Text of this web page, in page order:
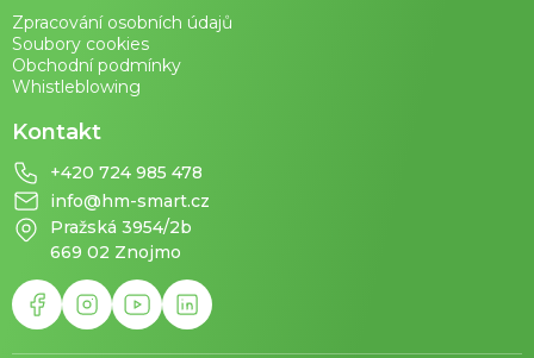
Zpracování osobních údajů
Soubory cookies
Obchodní podmínky
Whistleblowing
Kontakt
+420 724 985 478
info@hm-smart.cz
Pražská 3954/2b
669 02 Znojmo